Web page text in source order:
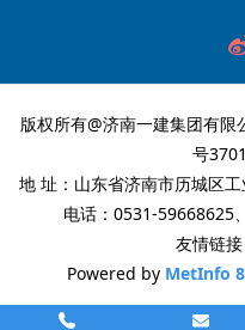
版权所有@济南一建集团有限
号
地 址：山东省济南市历城区
电话：0531-59668625
友情链接
Powered by MetInfo